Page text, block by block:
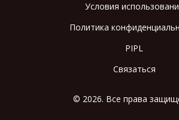
Условия
Политика
PIPL
Связаться
© 2026. Все права